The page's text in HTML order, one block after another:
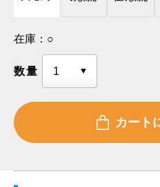
在庫： ○
数量